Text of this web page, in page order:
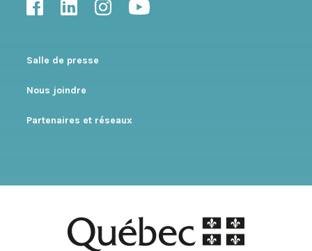
Salle de presse
Nous joindre
Partenaires et réseaux